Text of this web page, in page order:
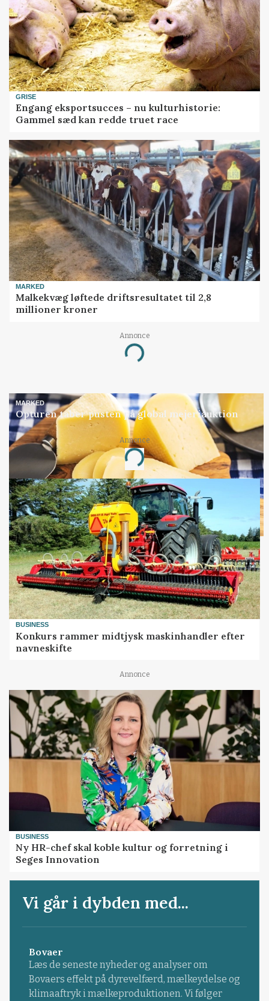
GRISE
Engang eksportsucces – nu kulturhistorie:
Gammel sæd kan redde truet race
MARKED
Malkekvæg løftede driftsresultatet til 2,8
millioner kroner
Annonce
Loading...
MARKED
Opturen taber pusten på global mejeriauktion
Annonce
Loading...
BUSINESS
Konkurs rammer midtjysk maskinhandler efter
navneskifte
Annonce
BUSINESS
Ny HR-chef skal koble kultur og forretning i
Seges Innovation
Vi går i dybden med...
Bovaer
Læs de seneste nyheder og analyser om
Bovaers effekt på dyrevelfærd, mælkeydelse og
klimaaftryk i mælkeproduktionen. Vi følger